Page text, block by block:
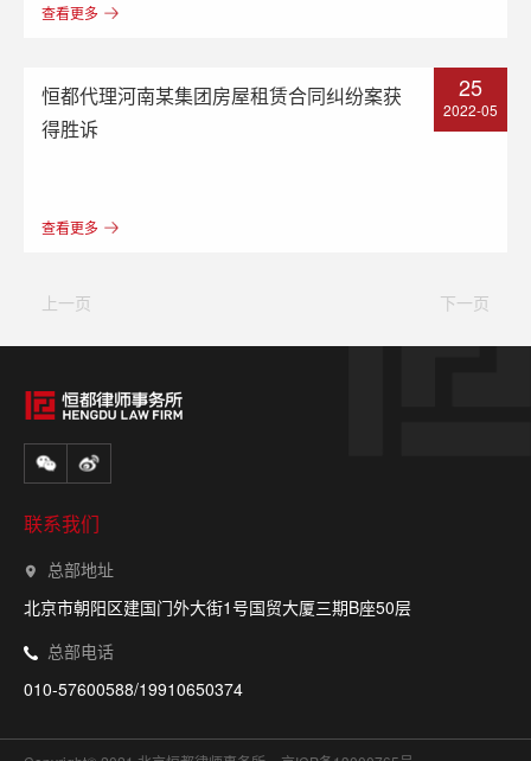
查看更多
恒都代理河南某集团房屋租赁合同纠纷案获
得胜诉
查看更多
25
2022-05
上一页 下一页
联系我们
总部地址
北京市朝阳区建国门外大街1号国贸大厦三期B座50层
总部电话
010-57600588/19910650374